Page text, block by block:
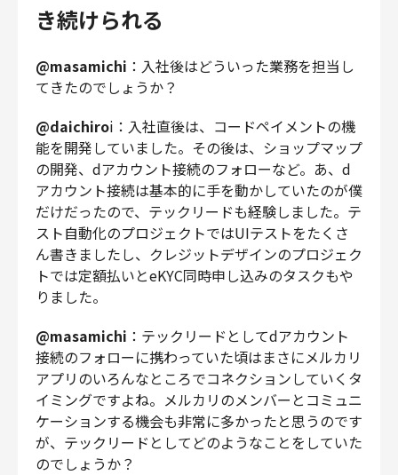
き続けられる
@masamichi ：入社後はどういった業務を担当し
てきたのでしょうか？
@daichiroi：入社直後は、コードペイメントの機
能を開発していました。その後は、ショップマップ
の開発、dアカウント接続のフォローなど。あ、d
アカウント接続は基本的に手を動かしていたのが僕
だけだったので、テックリードも経験しました。テ
スト自動化のプロジェクトではUIテストをたくさ
ん書きましたし、クレジットデザインのプロジェク
トでは定額払いとeKYC同時申し込みのタスクもや
りました。
@masamichi ：テックリードとしてdアカウント
接続のフォローに携わっていた頃はまさにメルカリ
アプリのいろんなところでコネクションしていくタ
イミングですよね。メルカリのメンバーとコミュニ
ケーションする機会も非常に多かったと思うのです
が、テックリードとしてどのようなことをしていた
のでしょうか？